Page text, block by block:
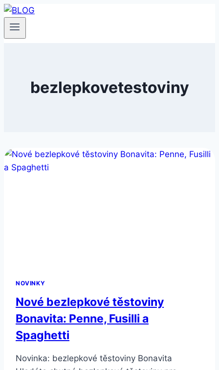
Přeskočit
na
obsah
bezlepkovetestoviny
NOVINKY
Nové bezlepkové těstoviny
Bonavita: Penne, Fusilli a
Spaghetti
Novinka: bezlepkové těstoviny Bonavita